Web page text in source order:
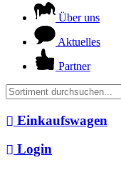
Über uns
Aktuelles
Partner
Einkaufswagen
Login